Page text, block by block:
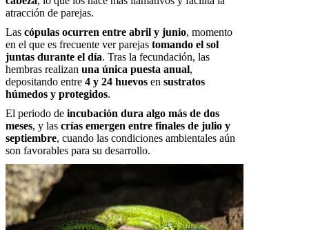
atracción de parejas.
Las cópulas ocurren entre abril y junio, momento
en el que es frecuente ver parejas tomando el sol
juntas durante el día. Tras la fecundación, las
hembras realizan una única puesta anual,
depositando entre 4 y 24 huevos en sustratos
húmedos y protegidos.
El periodo de incubación dura algo más de dos
meses, y las crías emergen entre finales de julio y
septiembre, cuando las condiciones ambientales aún
son favorables para su desarrollo.